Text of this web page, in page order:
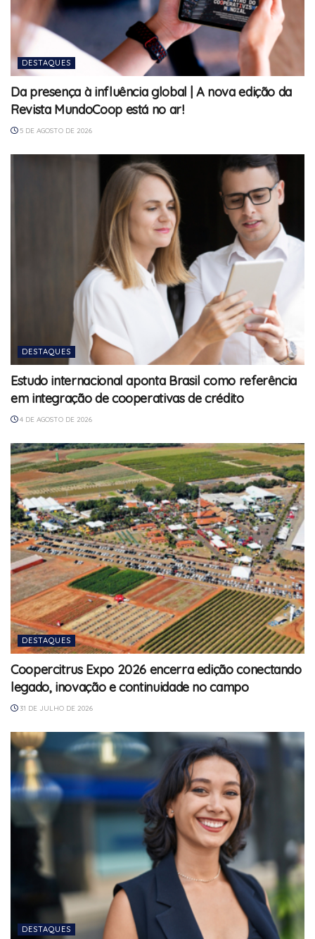
DESTAQUES
Da presença à influência global | A nova edição da
Revista MundoCoop está no ar!
5 DE AGOSTO DE 2026
DESTAQUES
Estudo internacional aponta Brasil como referência
em integração de cooperativas de crédito
4 DE AGOSTO DE 2026
DESTAQUES
Coopercitrus Expo 2026 encerra edição conectando
legado, inovação e continuidade no campo
31 DE JULHO DE 2026
DESTAQUES